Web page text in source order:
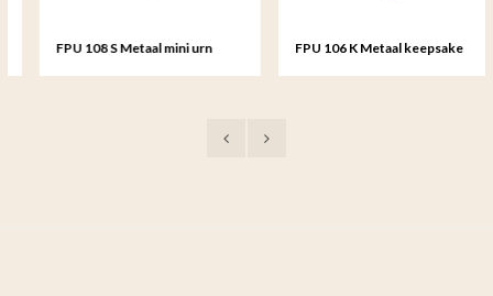
FPU 108 S Metaal mini urn
FPU 106 K Metaal keepsake